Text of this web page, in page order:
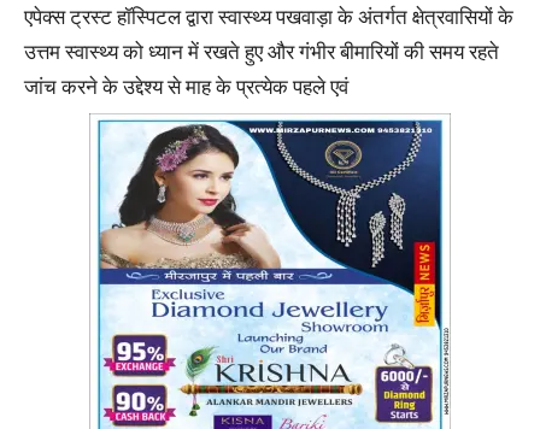
एपेक्स ट्रस्ट हॉस्पिटल द्वारा स्वास्थ्य पखवाड़ा के अंतर्गत क्षेत्रवासियों के
उत्तम स्वास्थ्य को ध्यान में रखते हुए और गंभीर बीमारियों की समय रहते
जांच करने के उद्देश्य से माह के प्रत्येक पहले एवं